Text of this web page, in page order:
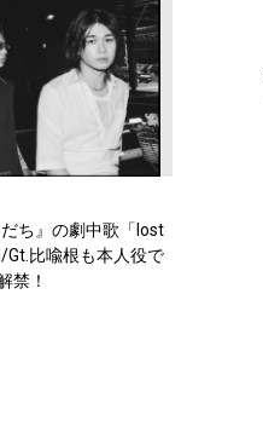
ち』の劇中歌「lost
比喩根も本人役で
禁！